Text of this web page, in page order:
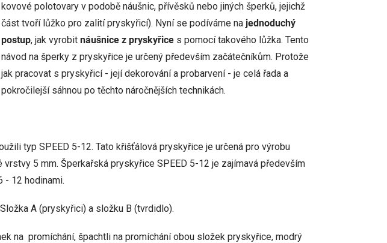
kovové polotovary v podobě náušnic, přívěsků nebo jiných šperků, jejichž
část tvoří lůžko pro zalití pryskyřicí). Nyní se podíváme na jednoduchý
postup, jak vyrobit náušnice z pryskyřice s pomocí takového lůžka. Tento
návod na šperky z pryskyřice je určený především začátečníkům. Protože
jak pracovat s pryskyřicí - její dekorování a probarvení - je celá řada a
pokročilejší sáhnou po těchto náročnějších technikách.
typ SPEED 5-12. Tato křišťálová pryskyřice je určená pro výrobu
5 mm. Šperkařská pryskyřice SPEED 5-12 je zajímavá především
- 12 hodinami.
A (pryskyřici) a složku B (tvrdidlo).
na promíchání, špachtli na promíchání obou složek pryskyřice, modrý